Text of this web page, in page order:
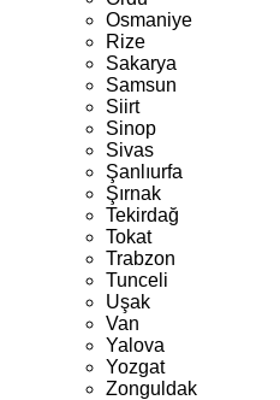
Osmaniye
Rize
Sakarya
Samsun
Siirt
Sinop
Sivas
Şanlıurfa
Şırnak
Tekirdağ
Tokat
Trabzon
Tunceli
Uşak
Van
Yalova
Yozgat
Zonguldak